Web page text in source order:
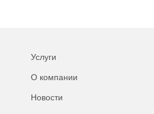
Услуги
О компании
Новости